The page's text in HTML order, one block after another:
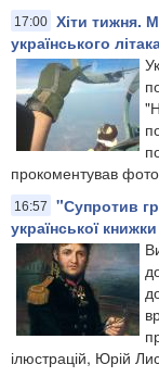
17:00 Хіти тижня.
українського
прокоментував фото
16:57
"Супротив
української
ілюстрацій, Юрій